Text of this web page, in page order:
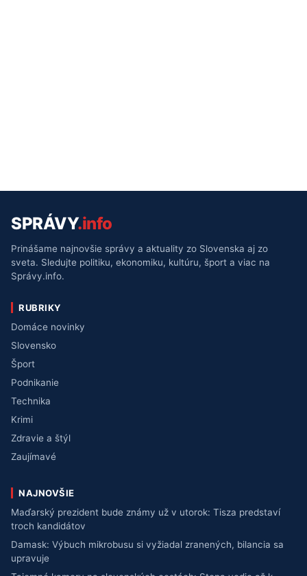
SPRÁVY.info
Prinášame najnovšie správy a aktuality zo Slovenska aj zo
sveta. Sledujte politiku, ekonomiku, kultúru, šport a viac na
Správy.info.
RUBRIKY
Domáce novinky
Slovensko
Šport
Podnikanie
Technika
Krimi
Zdravie a štýl
Zaujímavé
NAJNOVŠIE
Maďarský prezident bude známy už v utorok: Tisza predstaví
troch kandidátov
Damask: Výbuch mikrobusu si vyžiadal zranených, bilancia sa
upravuje